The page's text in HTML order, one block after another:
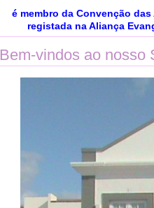
é membro da Convenção
registada na Aliança
Bem-vindos ao nosso